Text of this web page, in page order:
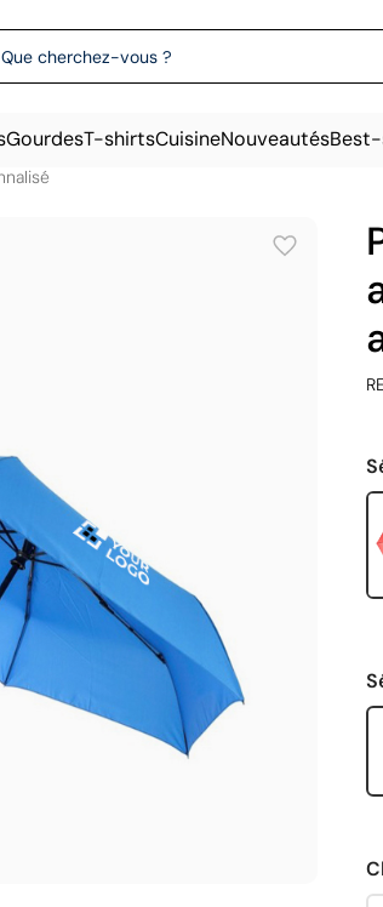
GourdesT-shirtsCuisineNouveautés